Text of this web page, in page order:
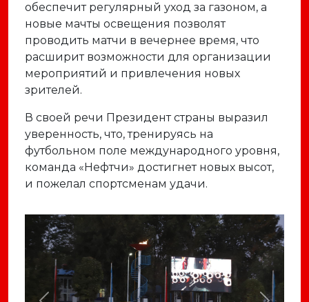
обеспечит регулярный уход за газоном, а
новые мачты освещения позволят
проводить матчи в вечернее время, что
расширит возможности для организации
мероприятий и привлечения новых
зрителей.
В своей речи Президент страны выразил
уверенность, что, тренируясь на
футбольном поле международного уровня,
команда «Нефтчи» достигнет новых высот,
и пожелал спортсменам удачи.